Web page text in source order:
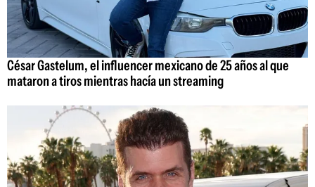
César Gastelum, el influencer mexicano de 25 años al que
mataron a tiros mientras hacía un streaming